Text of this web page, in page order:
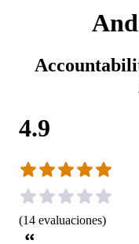
4.9
(14 evaluaciones)